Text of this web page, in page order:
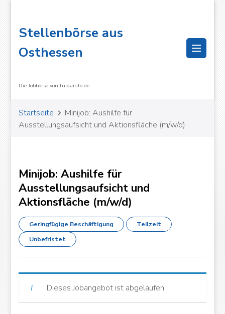
Stellenbörse aus
Osthessen
Die Jobbörse von fuldainfo.de
Startseite
Minijob: Aushilfe für
Ausstellungsaufsicht und Aktionsfläche (m/w/d)
Minijob: Aushilfe für
Ausstellungsaufsicht und
Aktionsfläche (m/w/d)
Geringfügige Beschäftigung
Teilzeit
Unbefristet
Dieses Jobangebot ist abgelaufen.